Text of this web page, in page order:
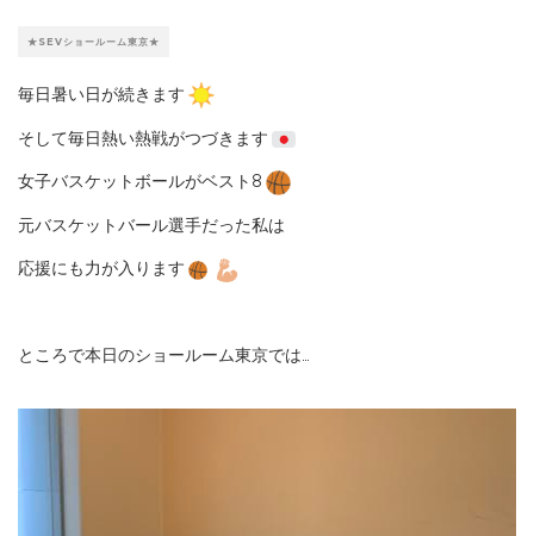
★SEVショールーム東京★
毎日暑い日が続きます
そして毎日熱い熱戦がつづきます
女子バスケットボールがベスト8
元バスケットバール選手だった私は
応援にも力が入ります
ところで本日のショールーム東京では…